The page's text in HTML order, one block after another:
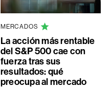
MERCADOS
La acción más rentable
del S&P 500 cae con
fuerza tras sus
resultados: qué
preocupa al mercado